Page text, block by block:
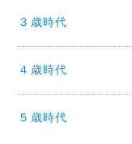
３歳時代
４歳時代
５歳時代